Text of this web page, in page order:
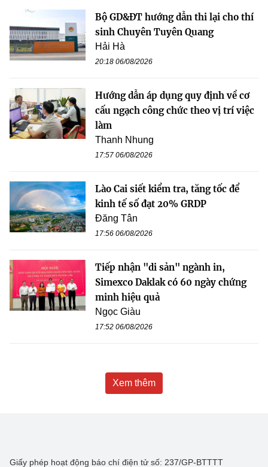
Bộ GD&ĐT hướng dẫn thi lại cho thí
sinh Chuyên Tuyên Quang
Hải Hà
20:18 06/08/2026
Hướng dẫn áp dụng quy định về cơ
cấu ngạch công chức theo vị trí việc
làm
Thanh Nhung
17:57 06/08/2026
Lào Cai siết kiểm tra, tăng tốc để
kinh tế số đạt 20% GRDP
Đăng Tân
17:56 06/08/2026
Tiếp nhận "di sản" ngành in,
Simexco Daklak có 60 ngày chứng
minh hiệu quả
Ngọc Giàu
17:52 06/08/2026
Xem thêm
Giấy phép hoạt động báo chí điện tử số: 237/GP-BTTTT